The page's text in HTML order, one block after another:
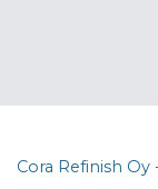
Cora Refinish Oy